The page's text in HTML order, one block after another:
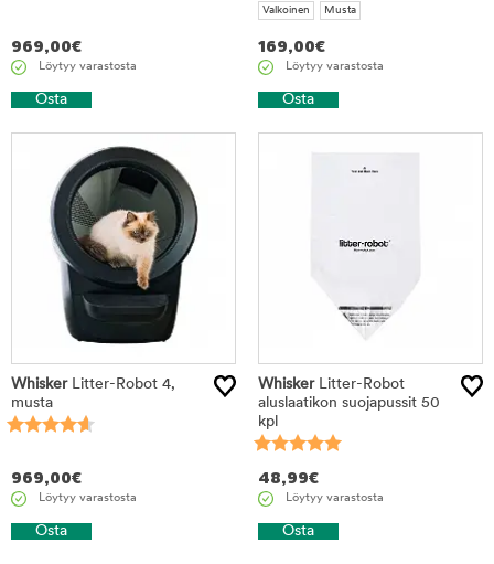
969,00€
Löytyy varastosta
Osta
Valkoinen Musta
169,00€
Löytyy varastosta
Osta
WhiskerLitter-Robot 4,
musta
969,00€
Löytyy varastosta
Osta
WhiskerLitter-Robot
aluslaatikon suojapussit 50
kpl
48,99€
Löytyy varastosta
Osta